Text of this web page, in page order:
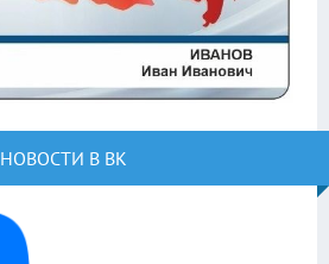
НОВОСТИ В ВК